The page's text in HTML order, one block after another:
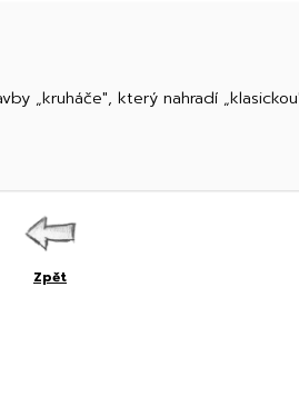
„kruháče", který nahradí
Zpět